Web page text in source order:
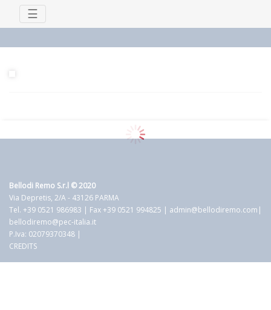
☰
Bellodi Remo S.r.l © 2020
Via Depretis, 2/A - 43126 PARMA
Tel. +39 0521 986983 | Fax +39 0521 994825 | admin@bellodiremo.com |
bellodiremo@pec-italia.it
P.Iva: 02079370348 |
CREDITS